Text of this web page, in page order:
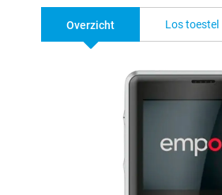
Overzicht Los toestel